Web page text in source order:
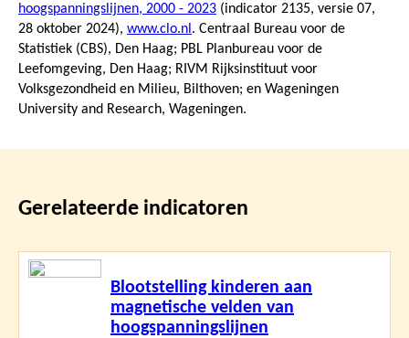
hoogspanningslijnen, 2000 - 2023 (indicator 2135, versie 07,
28 oktober 2024), www.clo.nl . Centraal Bureau voor de
Statistiek (CBS), Den Haag; PBL Planbureau voor de
Leefomgeving, Den Haag; RIVM Rijksinstituut voor
Volksgezondheid en Milieu, Bilthoven; en Wageningen
University and Research, Wageningen.
Gerelateerde indicatoren
Blootstelling kinderen aan
magnetische velden van
hoogspanningslijnen
Lees